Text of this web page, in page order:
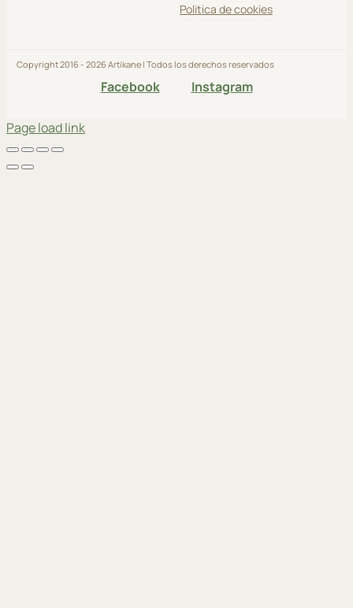
Politica de cookies
Copyright 2016 - 2026 Artikane | Todos los derechos reservados
Facebook Instagram
Page load link